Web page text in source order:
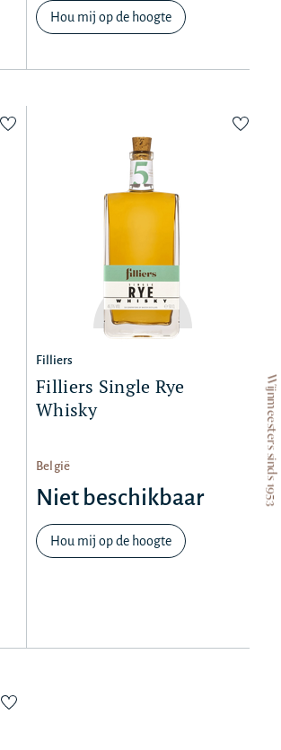
Wijnmeesters sinds 1953
Hou mij op de hoogte
Filliers
Filliers Single Rye
Whisky
België
Niet beschikbaar
Hou mij op de hoogte